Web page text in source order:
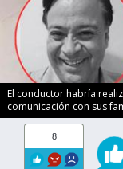
El conductor habría
comunicación con sus
8